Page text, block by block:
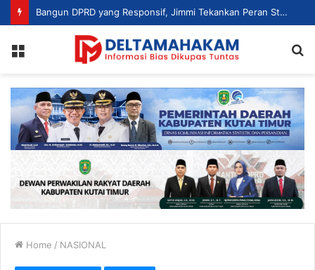
Bangun DPRD yang Responsif, Jimmi Tekankan Peran Strategis Tenaga Ahli dalam Penyusunan Kebijakan
Home / NASIONAL